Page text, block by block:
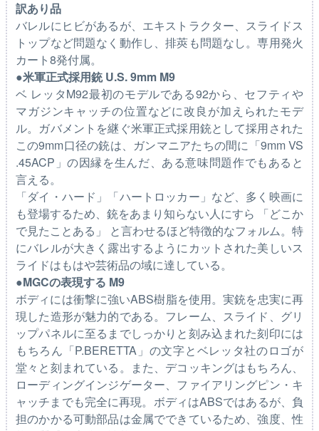
訳あり品
バレルにヒビがあるが、エキストラクター、スライドス
トップなど問題なく動作し、排莢も問題なし。専用発火
カート8発付属。
●米軍正式採用銃 U.S. 9mm M9
ベ レッタM92最初のモデルである92から、セフティや
マガジンキャッチの位置などに改良が加えられたモデ
ル。ガバメントを継ぐ米軍正式採用銃として採用された
この9mm口径の銃は、ガンマニアたちの間に「9mm VS
.45ACP」の因縁を生んだ、ある意味問題作でもあると
言える。
「ダイ・ハード」「ハートロッカー」など、多く映画に
も登場するため、銃をあまり知らない人にすら 「どこか
で見たことある」 と言わせるほど特徴的なフォルム。特
にバレルが大きく露出するようにカットされた美しいス
ライドはもはや芸術品の域に達している。
●MGCの表現する M9
ボディには衝撃に強いABS樹脂を使用。実銃を忠実に再
現した造形が魅力的である。フレーム、スライド、グリ
ップパネルに至るまでしっかりと刻み込まれた刻印には
もちろん「P.BERETTA」の文字とベレッタ社のロゴが
堂々と刻まれている。また、デコッキングはもちろん、
ローディングインジゲーター、ファイアリングピン・キ
ャッチまでも完全に再現。ボディはABSではあるが、負
担のかかる可動部品は金属でできているため、強度、性